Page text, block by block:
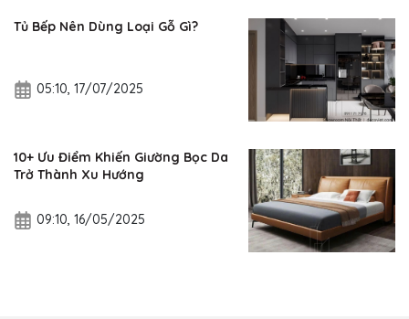
Tủ Bếp Nên Dùng Loại Gỗ Gì?
05:10, 17/07/2025
10+ Ưu Điểm Khiến Giường Bọc Da
Trở Thành Xu Hướng
09:10, 16/05/2025